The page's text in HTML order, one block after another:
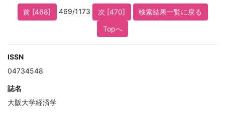
前 [468] 469/1173 次 [470]
検索結果一覧に戻る
Topへ
ISSN
04734548
誌名
大阪大学経済学